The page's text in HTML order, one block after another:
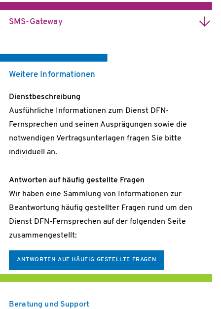
Die VoIP-Telefonanlage des Teilnehmers wird per
betriebenen VoIP-Infrastruktur verbunden.
TK-Anlagen werden standardmäßig über redundante
Zugänge angebunden, da die VoIP-Infrastruktur
georedundant betrieben wird.
Die Adressierung der Teilnehmer erfolgt gemäß
Die SIP-Signalisierung erfolgt gemäß RFC 3261 bzw.
RFC 3398 unter Nutzung des UDP-Protokolls über
Port 5060.
Es werden die Audio-Codecs G.711a, G.711m, G.722,
G.729ab angeboten. Die Aushandlung der Codecs
erfolgt beim Verbindungsaufbau gemäß RFC 3264.
Ein Mobilfunkrahmenvertrag für die Wissenschaft
SMS-Gateway
Weitere Informationen
Dienstbeschreibung
Ausführliche Informationen zum Dienst DFN-
Fernsprechen und seinen Ausprägungen sowie die
notwendigen Vertragsunterlagen fragen Sie bitte
individuell an.
Antworten auf häufig gestellte Fragen
Wir haben eine Sammlung von Informationen zur
Beantwortung häufig gestellter Fragen rund um den
Dienst DFN-Fernsprechen auf der folgenden Seite
zusammengestellt:
ANTWORTEN AUF HÄUFIG GESTELLTE FRAGEN
Beratung und Support